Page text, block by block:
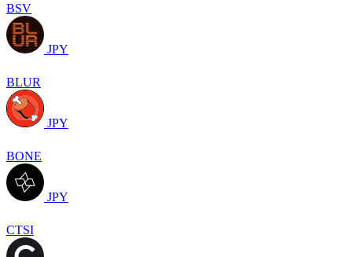
BSV
JPY
BLUR
JPY
BONE
JPY
CTSI